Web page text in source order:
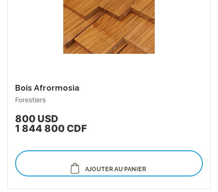
Bois Afrormosia
Forestiers
800 USD
1 844 800 CDF
AJOUTER AU PANIER